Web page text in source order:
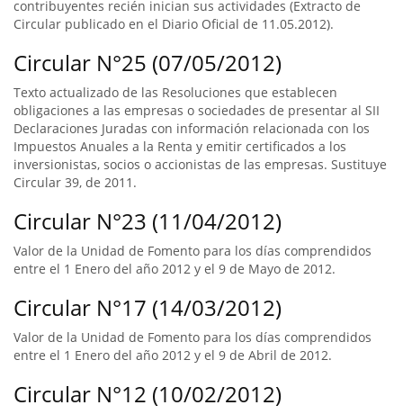
contribuyentes recién inician sus actividades (Extracto de
Circular publicado en el Diario Oficial de 11.05.2012).
Circular N°25 (07/05/2012)
Texto actualizado de las Resoluciones que establecen
obligaciones a las empresas o sociedades de presentar al SII
Declaraciones Juradas con información relacionada con los
Impuestos Anuales a la Renta y emitir certificados a los
inversionistas, socios o accionistas de las empresas. Sustituye
Circular 39, de 2011.
Circular N°23 (11/04/2012)
Valor de la Unidad de Fomento para los días comprendidos
entre el 1 Enero del año 2012 y el 9 de Mayo de 2012.
Circular N°17 (14/03/2012)
Valor de la Unidad de Fomento para los días comprendidos
entre el 1 Enero del año 2012 y el 9 de Abril de 2012.
Circular N°12 (10/02/2012)